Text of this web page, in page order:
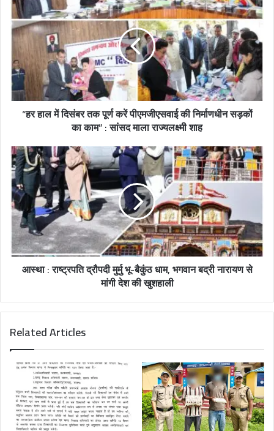
i
t
e
“हर हाल में दिसंबर तक पूर्ण करें पीएमजीएसवाई की निर्माणधीन सड़कों
का काम” : सांसद माला राज्यलक्ष्मी शाह
आस्था : राष्ट्रपति द्रौपदी मुर्मु भू-बैकुंठ धाम, भगवान बद्री नारायण से
मांगी देश की खुशहाली
Related Articles